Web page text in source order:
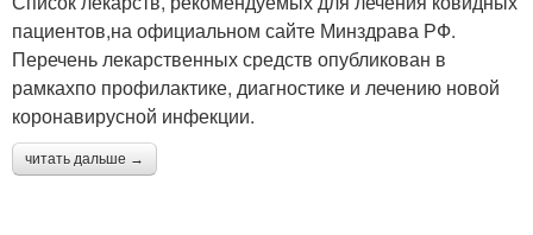
пациентов,на официальном сайте Минздрава РФ.
Перечень лекарственных средств опубликован в
рамкахпо профилактике, диагностике и лечению новой
коронавирусной инфекции.
читать дальше →